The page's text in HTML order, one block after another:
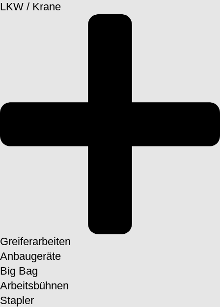
LKW / Krane
Greiferarbeiten
Anbaugeräte
Big Bag
Arbeitsbühnen
Stapler